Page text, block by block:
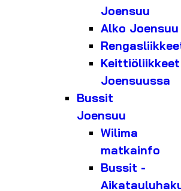
Joensuu
Alko Joensuu
Keittiöliikkeet
Joensuussa
Bussit
Joensuu
Wilima
matkainfo
Bussit -